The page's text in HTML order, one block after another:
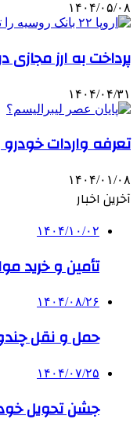
۱۴۰۴/۰۵/۰۸
پرداخت به ارز
۱۴۰۴/۰۴/۳۱
تعرفه واردات
۱۴۰۴/۰۱/۰۸
آخرین اخبار
۱۴۰۴/۱۰/۰۲
تأمین و خرید
۱۴۰۴/۰۸/۲۶
حمل و نقل
۱۴۰۴/۰۷/۲۵
جشن تحویل